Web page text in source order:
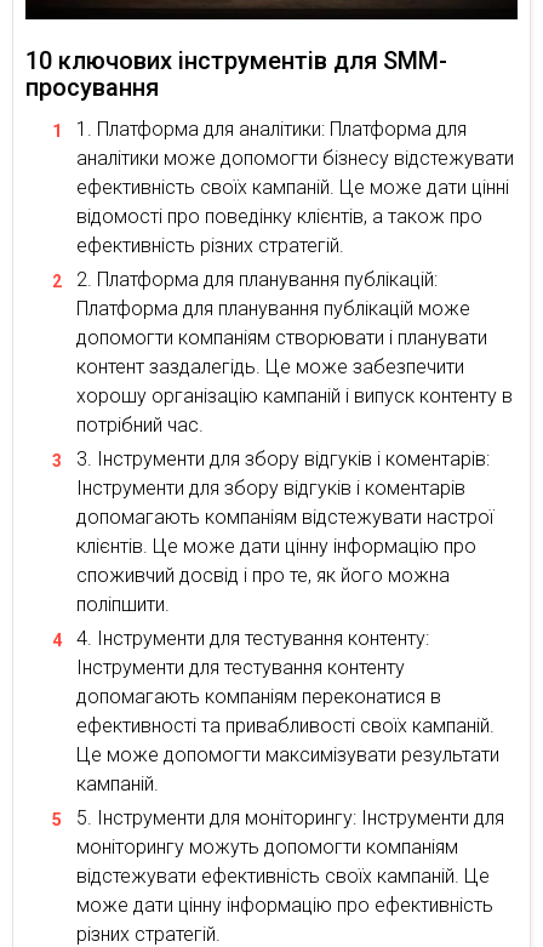
10 ключових інструментів для SMM-
просування
Платформа для аналітики: Платформа для
аналітики може допомогти бізнесу відстежувати
ефективність своїх кампаній. Це може дати цінні
відомості про поведінку клієнтів, а також про
ефективність різних стратегій.
Платформа для планування публікацій:
Платформа для планування публікацій може
допомогти компаніям створювати і планувати
контент заздалегідь. Це може забезпечити
хорошу організацію кампаній і випуск контенту в
потрібний час.
Інструменти для збору відгуків і коментарів:
Інструменти для збору відгуків і коментарів
допомагають компаніям відстежувати настрої
клієнтів. Це може дати цінну інформацію про
споживчий досвід і про те, як його можна
поліпшити.
Інструменти для тестування контенту:
Інструменти для тестування контенту
допомагають компаніям переконатися в
ефективності та привабливості своїх кампаній.
Це може допомогти максимізувати результати
кампаній.
Інструменти для моніторингу: Інструменти для
моніторингу можуть допомогти компаніям
відстежувати ефективність своїх кампаній. Це
може дати цінну інформацію про ефективність
різних стратегій.